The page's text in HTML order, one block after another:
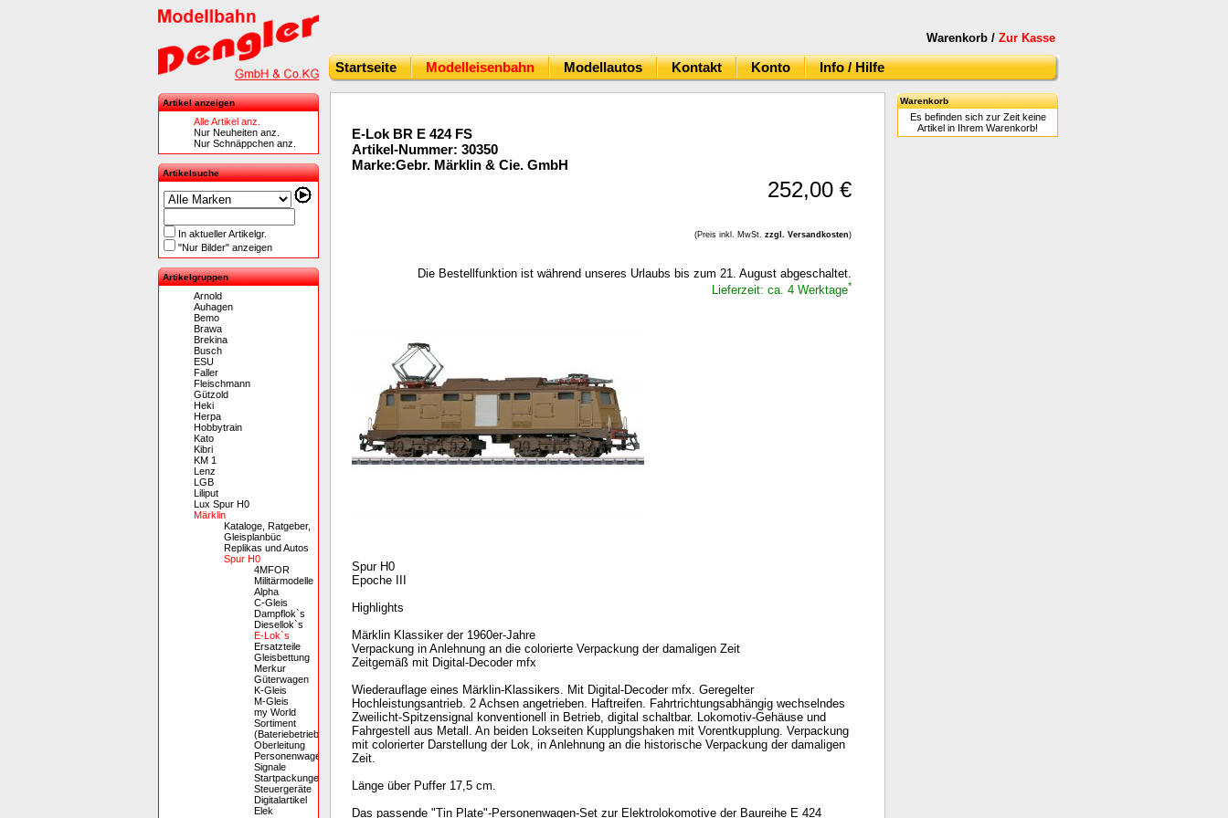
Warenkorb / Zur Kasse
Startseite Modelleisenbahn Modellautos Kontakt Konto Info / Hilfe
Artikel anzeigen
Alle Artikel anz.
Nur Neuheiten anz.
Nur Schnäppchen anz.
Artikelsuche
In aktueller Artikelgr.
"Nur Bilder" anzeigen
Artikelgruppen
Arnold
Auhagen
Bemo
Brawa
Brekina
Busch
ESU
Faller
Fleischmann
Gützold
Heki
Herpa
Hobbytrain
Kato
Kibri
KM 1
Lenz
LGB
Liliput
Lux Spur H0
Märklin
Kataloge, Ratgeber,
Gleisplanbüc
Replikas und Autos
Spur H0
4MFOR
Militärmodelle
Alpha
C-Gleis
Dampflok`s
Diesellok`s
E-Lok`s
Ersatzteile
Gleisbettung
Merkur
Güterwagen
K-Gleis
M-Gleis
my World
Sortiment
(Bateriebetrieb)
Oberleitung
Personenwagen
Signale
Startpackungen
Steuergeräte
Digitalartikel
Elek
E-Lok BR E 424 FS
Artikel-Nummer: 30350
Marke:Gebr. Märklin & Cie. GmbH
252,00 €
(Preis inkl. MwSt. zzgl. Versandkosten)
Die Bestellfunktion ist während unseres Urlaubs bis zum 21. August abgeschaltet.
Lieferzeit: ca. 4 Werktage*
Spur H0
Epoche III
Highlights
Märklin Klassiker der 1960er-Jahre
Verpackung in Anlehnung an die colorierte Verpackung der damaligen Zeit
Zeitgemäß mit Digital-Decoder mfx
Wiederauflage eines Märklin-Klassikers. Mit Digital-Decoder mfx. Geregelter
Hochleistungsantrieb. 2 Achsen angetrieben. Haftreifen. Fahrtrichtungsabhängig wechselndes
Zweilicht-Spitzensignal konventionell in Betrieb, digital schaltbar. Lokomotiv-Gehäuse und
Fahrgestell aus Metall. An beiden Lokseiten Kupplungshaken mit Vorentkupplung. Verpackung
mit colorierter Darstellung der Lok, in Anlehnung an die historische Verpackung der damaligen
Zeit.
Länge über Puffer 17,5 cm.
Das passende "Tin Plate"-Personenwagen-Set zur Elektrolokomotive der Baureihe E 424
Warenkorb
Es befinden sich zur Zeit keine
Artikel in Ihrem Warenkorb!